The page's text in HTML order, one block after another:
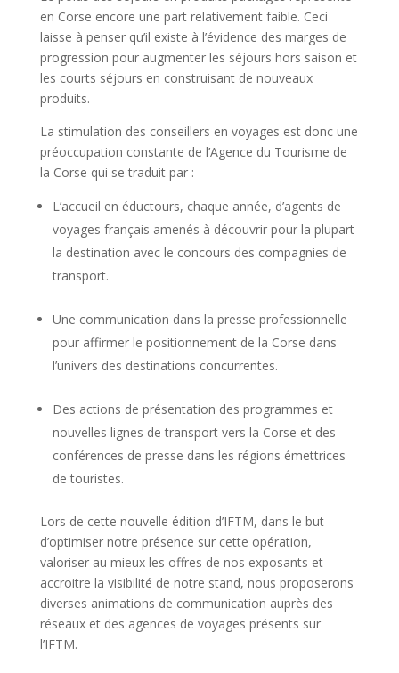
en Corse encore une part relativement faible. Ceci
laisse à penser qu’il existe à l’évidence des marges de
progression pour augmenter les séjours hors saison et
les courts séjours en construisant de nouveaux
produits.
La stimulation des conseillers en voyages est donc une
préoccupation constante de l’Agence du Tourisme de
la Corse qui se traduit par :
L’accueil en éductours, chaque année, d’agents de
voyages français amenés à découvrir pour la plupart
la destination avec le concours des compagnies de
transport.
Une communication dans la presse professionnelle
pour affirmer le positionnement de la Corse dans
l’univers des destinations concurrentes.
Des actions de présentation des programmes et
nouvelles lignes de transport vers la Corse et des
conférences de presse dans les régions émettrices
de touristes.
Lors de cette nouvelle édition d’IFTM, dans le but
d’optimiser notre présence sur cette opération,
valoriser au mieux les offres de nos exposants et
accroitre la visibilité de notre stand, nous proposerons
diverses animations de communication auprès des
réseaux et des agences de voyages présents sur
l’IFTM.